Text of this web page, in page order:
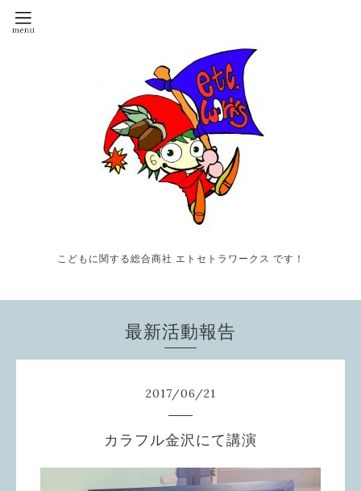
こどもに関する総合商社 エトセトラワークス です！
最新活動報告
2017/06/21
カラフル金沢にて講演